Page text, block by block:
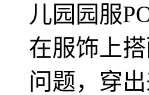
儿园园服
在服饰上
问题，穿